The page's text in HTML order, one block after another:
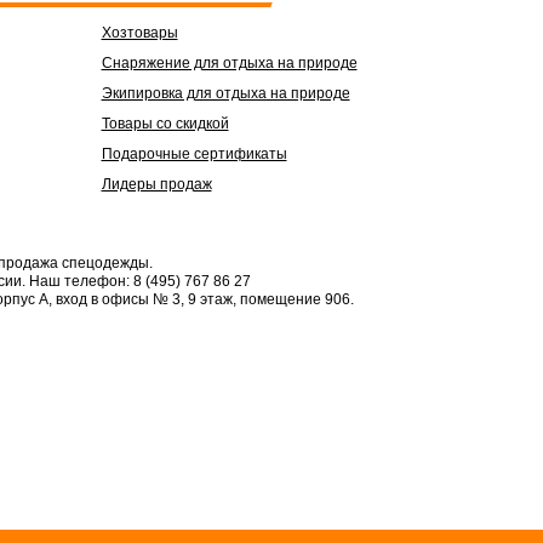
Хозтовары
Снаряжение для отдыха на природе
Экипировка для отдыха на природе
Товары со скидкой
Подарочные сертификаты
Лидеры продаж
спецодежды.
Наш телефон: 8 (495) 767 86 27
А, вход в офисы № 3, 9 этаж, помещение 906.